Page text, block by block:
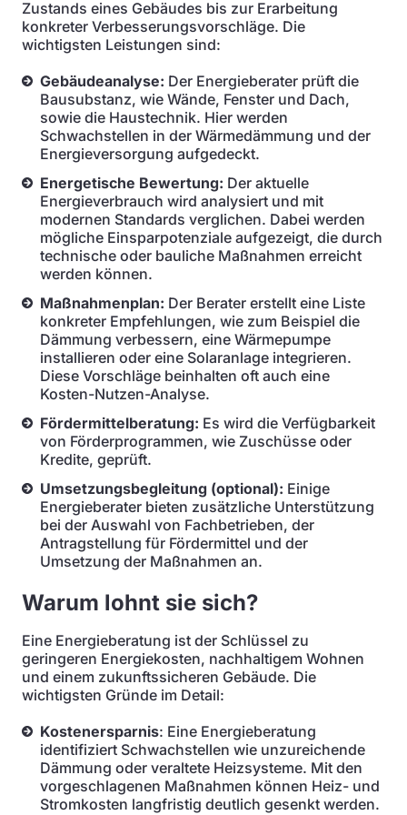
Zustands eines Gebäudes bis zur Erarbeitung
konkreter Verbesserungsvorschläge. Die
wichtigsten Leistungen sind:
Gebäudeanalyse: Der Energieberater prüft die
Bausubstanz, wie Wände, Fenster und Dach,
sowie die Haustechnik. Hier werden
Schwachstellen in der Wärmedämmung und der
Energieversorgung aufgedeckt.
Energetische Bewertung: Der aktuelle
Energieverbrauch wird analysiert und mit
modernen Standards verglichen. Dabei werden
mögliche Einsparpotenziale aufgezeigt, die durch
technische oder bauliche Maßnahmen erreicht
werden können.
Maßnahmenplan: Der Berater erstellt eine Liste
konkreter Empfehlungen, wie zum Beispiel die
Dämmung verbessern, eine Wärmepumpe
installieren oder eine Solaranlage integrieren.
Diese Vorschläge beinhalten oft auch eine
Kosten-Nutzen-Analyse.
Fördermittelberatung: Es wird die Verfügbarkeit
von Förderprogrammen, wie Zuschüsse oder
Kredite, geprüft.
Umsetzungsbegleitung (optional): Einige
Energieberater bieten zusätzliche Unterstützung
bei der Auswahl von Fachbetrieben, der
Antragstellung für Fördermittel und der
Umsetzung der Maßnahmen an.
Warum lohnt sie sich?
Eine Energieberatung ist der Schlüssel zu
geringeren Energiekosten, nachhaltigem Wohnen
und einem zukunftssicheren Gebäude. Die
wichtigsten Gründe im Detail:
Kostenersparnis: Eine Energieberatung
identifiziert Schwachstellen wie unzureichende
Dämmung oder veraltete Heizsysteme. Mit den
vorgeschlagenen Maßnahmen können Heiz- und
Stromkosten langfristig deutlich gesenkt werden.